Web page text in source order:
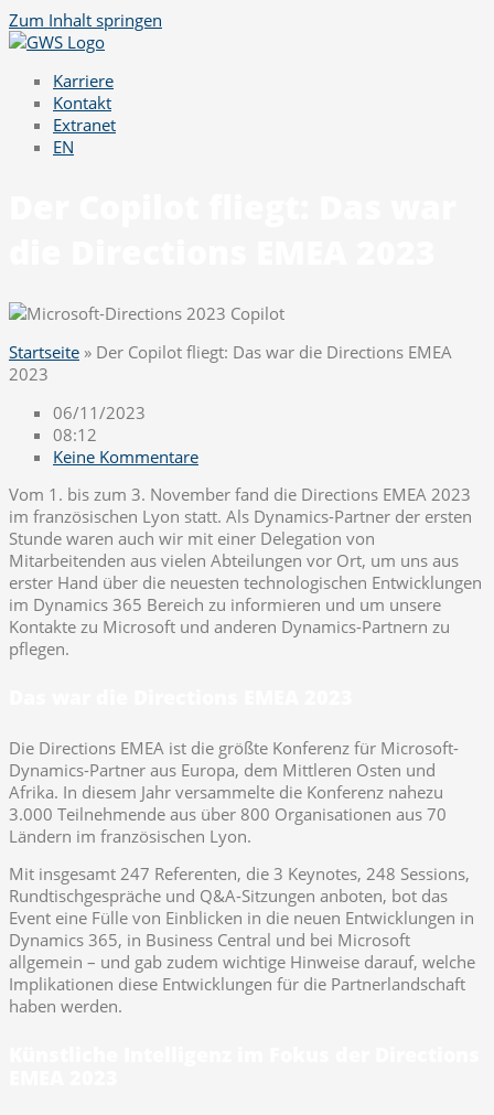
Zum Inhalt springen
Karriere
Kontakt
Extranet
EN
Startseite » Der Copilot fliegt: Das war die Directions EMEA
2023
06/11/2023
08:12
Keine Kommentare
Vom 1. bis zum 3. November fand die Directions EMEA 2023
im französischen Lyon statt. Als Dynamics-Partner der ersten
Stunde waren auch wir mit einer Delegation von
Mitarbeitenden aus vielen Abteilungen vor Ort, um uns aus
erster Hand über die neuesten technologischen Entwicklungen
im Dynamics 365 Bereich zu informieren und um unsere
Kontakte zu Microsoft und anderen Dynamics-Partnern zu
pflegen.
Die Directions EMEA ist die größte Konferenz für Microsoft-
Dynamics-Partner aus Europa, dem Mittleren Osten und
Afrika. In diesem Jahr versammelte die Konferenz nahezu
3.000 Teilnehmende aus über 800 Organisationen aus 70
Ländern im französischen Lyon.
Mit insgesamt 247 Referenten, die 3 Keynotes, 248 Sessions,
Rundtischgespräche und Q&A-Sitzungen anboten, bot das
Event eine Fülle von Einblicken in die neuen Entwicklungen in
Dynamics 365, in Business Central und bei Microsoft
allgemein – und gab zudem wichtige Hinweise darauf, welche
Implikationen diese Entwicklungen für die Partnerlandschaft
haben werden.